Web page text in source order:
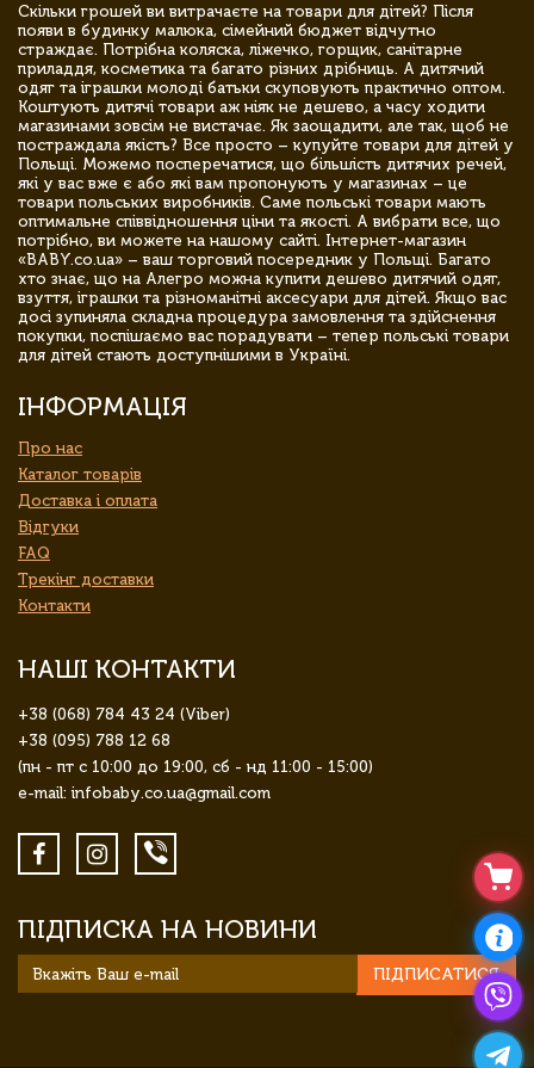
Скільки грошей ви витрачаєте на товари для дітей? Після
появи в будинку малюка, сімейний бюджет відчутно
страждає. Потрібна коляска, ліжечко, горщик, санітарне
приладдя, косметика та багато різних дрібниць. А дитячий
одяг та іграшки молоді батьки скуповують практично оптом.
Коштують дитячі товари аж ніяк не дешево, а часу ходити
магазинами зовсім не вистачає. Як заощадити, але так, щоб не
постраждала якість? Все просто – купуйте товари для дітей у
Польщі. Можемо посперечатися, що більшість дитячих речей,
які у вас вже є або які вам пропонують у магазинах – це
товари польських виробників. Саме польські товари мають
оптимальне співвідношення ціни та якості. А вибрати все, що
потрібно, ви можете на нашому сайті. Інтернет-магазин
«BABY.co.ua» – ваш торговий посередник у Польщі. Багато
хто знає, що на Алегро можна купити дешево дитячий одяг,
взуття, іграшки та різноманітні аксесуари для дітей. Якщо вас
досі зупиняла складна процедура замовлення та здійснення
покупки, поспішаємо вас порадувати – тепер польські товари
для дітей стають доступнішими в Україні.
ІНФОРМАЦІЯ
Про нас
Каталог товарів
Доставка і оплата
Відгуки
FAQ
Трекінг доставки
Контакти
НАШІ КОНТАКТИ
+38 (068) 784 43 24 (Viber)
+38 (095) 788 12 68
(пн - пт с 10:00 до 19:00, сб - нд 11:00 - 15:00)
e-mail: infobaby.co.ua@gmail.com
ПІДПИСКА НА НОВИНИ
ПІДПИСАТИСЯ